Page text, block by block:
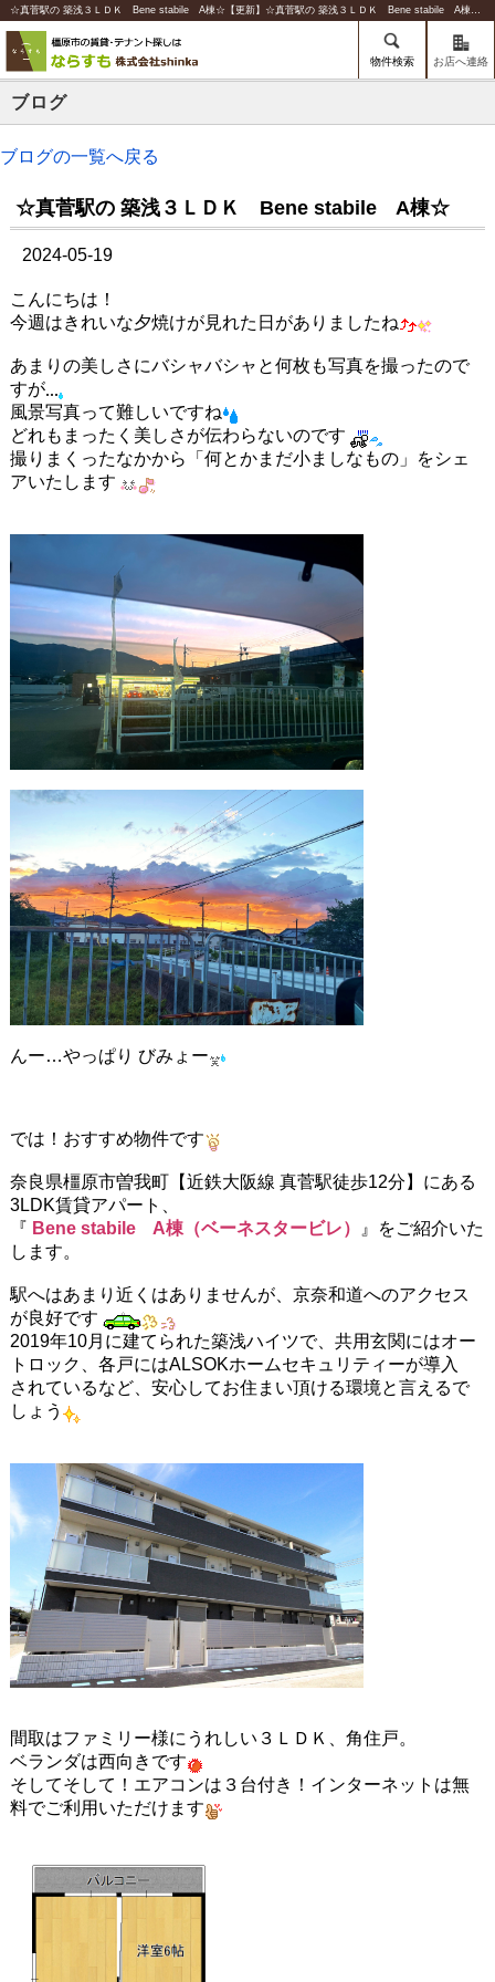
☆真菅駅の 築浅３ＬＤＫ Bene stabile A棟☆【更新】☆真菅駅の 築浅３ＬＤＫ Bene stabile A棟☆ | 橿原の賃貸のことならならすも【株式会社shinka】
物件検索 お店へ連絡
ブログ
ブログの一覧へ戻る
☆真菅駅の 築浅３ＬＤＫ Bene stabile A棟☆
2024-05-19
こんにちは！
今週はきれいな夕焼けが見れた日がありましたね
あまりの美しさにバシャバシャと何枚も写真を撮ったので
すが
風景写真って難しいですね
どれもまったく美しさが伝わらないのです
撮りまくったなかから「何とかまだ小ましなもの」をシェ
アいたします
んー…やっぱり びみょー
では！おすすめ物件です
奈良県橿原市曽我町【近鉄大阪線 真菅駅徒歩12分】にある
3LDK賃貸アパート、
『 Bene stabile A棟（ベーネスタービレ）
』をご紹介いた
します。
駅へはあまり近くはありませんが、京奈和道へのアクセス
が良好です
2019年10月に建てられた築浅ハイツで、共用玄関にはオー
トロック、各戸にはALSOKホームセキュリティーが導入
されているなど、安心してお住まい頂ける環境と言えるで
しょう
間取はファミリー様にうれしい３ＬＤＫ、角住戸。
ベランダは西向きです
そしてそして！エアコンは３台付き！インターネットは無
料でご利用いただけます